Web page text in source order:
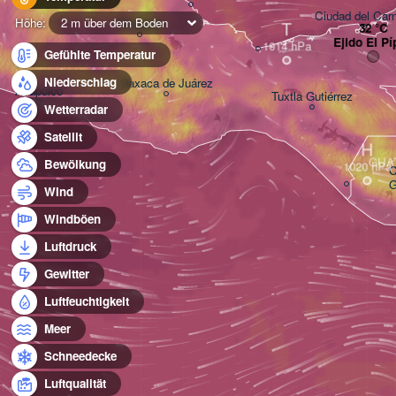
Höhe:
2 m über dem Boden
Gefühlte Temperatur
Niederschlag
Wetterradar
Satellit
Bewölkung
Wind
Windböen
Luftdruck
Gewitter
Luftfeuchtigkeit
Meer
Schneedecke
Luftqualität
Acapulco Tuxtla Gutiérrez
Oaxaca de Juárez
Tehuacán Ciudad del
Ejido El
T
H